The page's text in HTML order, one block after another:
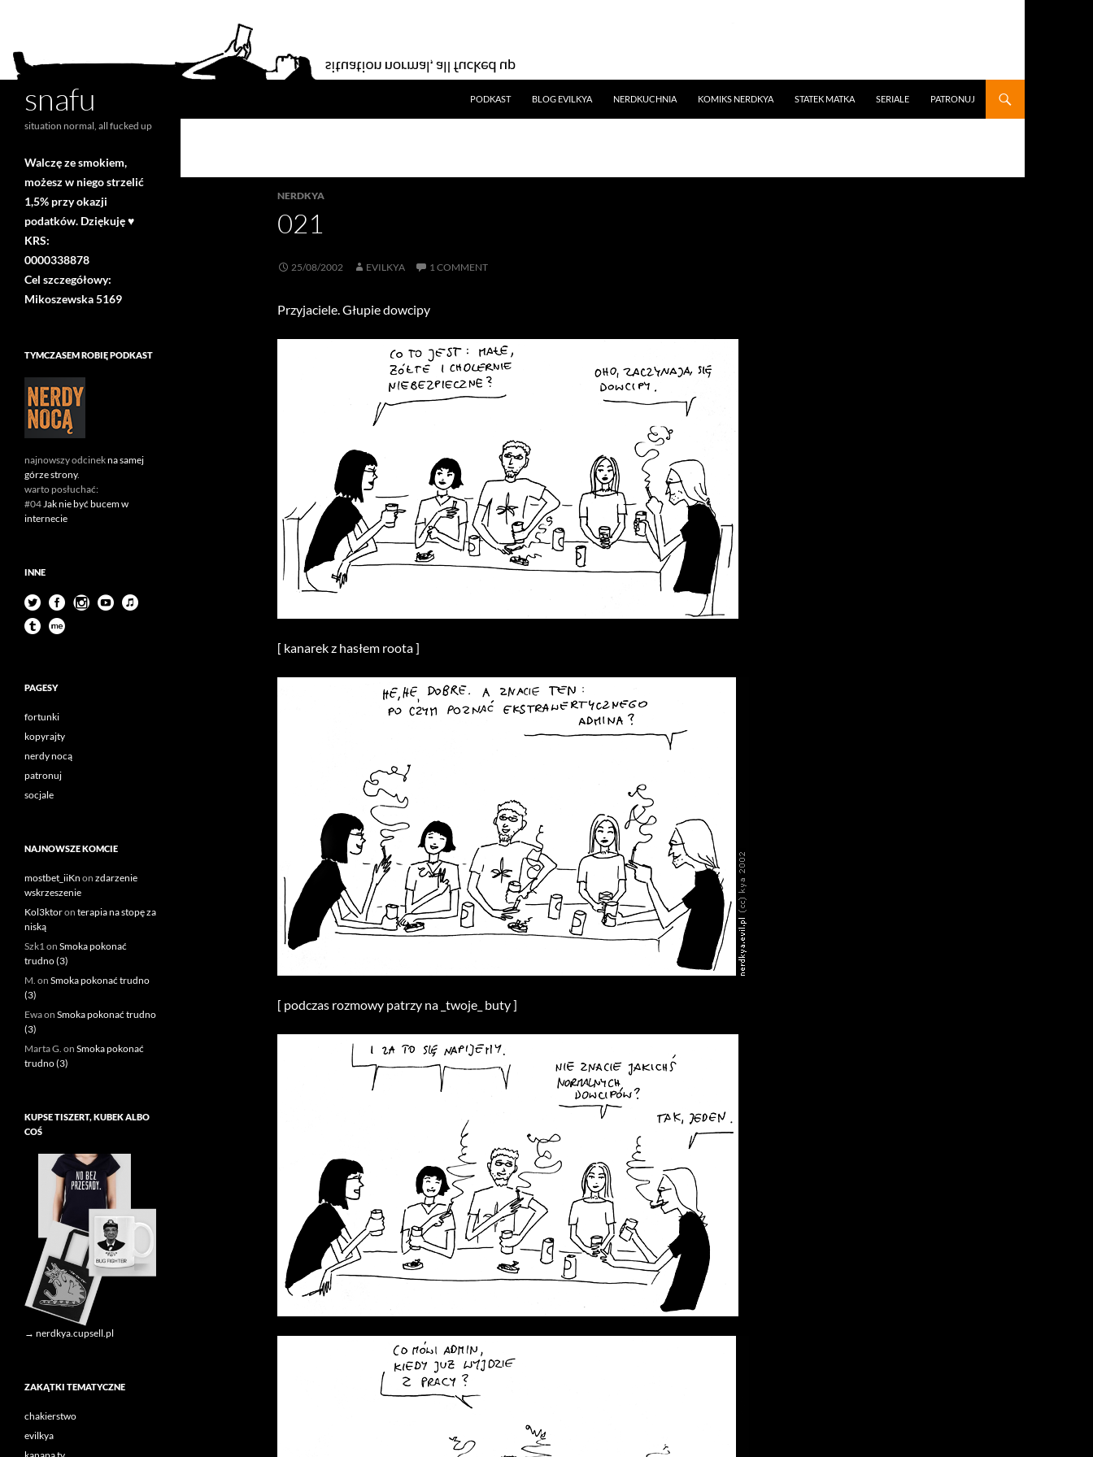
snafu
PODKAST
BLOG EVILKYA NERDKUCHNIA KOMIKS NERDKYA STATEK MATKA SERIALE PATRONUJ
NERDKYA
021
25/08/2002 EVILKYA 1 COMMENT
Przyjaciele. Głupie dowcipy
[ kanarek z hasłem roota ]
[ podczas rozmowy patrzy na _twoje_ buty ]
situation normal, all fucked up
Walczę ze smokiem,
możesz w niego strzelić
1,5% przy okazji
podatków. Dziękuję ♥
KRS:
0000338878
Cel szczegółowy:
Mikoszewska 5169
TYMCZASEM ROBIĘ PODKAST
najnowszy odcinekna samej
górze strony.
warto posłuchać:
#04Jak nie być bucem w
internecie
INNE
PAGESY
fortunki
kopyrajty
nerdy nocą
patronuj
socjale
NAJNOWSZE KOMCIE
mostbet_iiKn on zdarzenie
wskrzeszenie
Kol3ktoron terapia na stopę za
niską
Szk1on Smoka pokonać
trudno (3)
M. on Smoka pokonać trudno
(3)
Ewaon Smoka pokonać trudno
(3)
Marta G. on Smoka pokonać
trudno (3)
KUPSE TISZERT, KUBEK ALBO
COŚ
→ nerdkya.cupsell.pl
ZAKĄTKI TEMATYCZNE
chakierstwo
evilkya